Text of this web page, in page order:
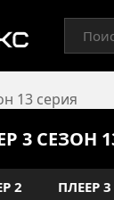
13 серия
3 СЕЗОН
2 ПЛЕЕР 3